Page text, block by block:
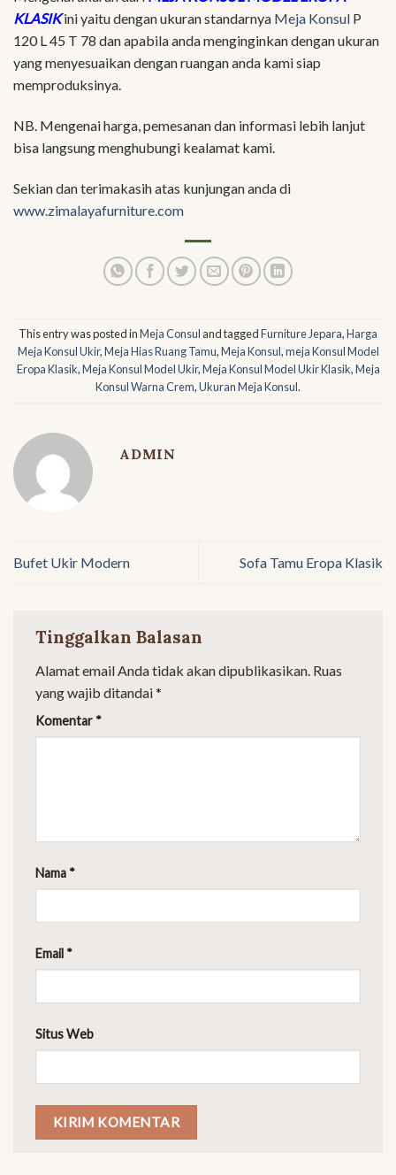
KLASIKini yaitu dengan ukuran standarnya Meja Konsul P
120 L 45 T 78 dan apabila anda menginginkan dengan ukuran
yang menyesuaikan dengan ruangan anda kami siap
memproduksinya.
NB. Mengenai harga, pemesanan dan informasi lebih lanjut
bisa langsung menghubungi kealamat kami.
Sekian dan terimakasih atas kunjungan anda di
www.zimalayafurniture.com
This entry was posted inMeja Consul and taggedFurniture Jepara,Harga
Meja Konsul Ukir,Meja Hias Ruang Tamu,Meja Konsul,meja Konsul Model
Eropa Klasik,Meja Konsul Model Ukir,Meja Konsul Model Ukir Klasik,Meja
Konsul Warna Crem,Ukuran Meja Konsul.
ADMIN
Bufet Ukir Modern Sofa Tamu Eropa Klasik
Tinggalkan Balasan
Alamat email Anda tidak akan dipublikasikan. Ruas
yang wajib ditandai*
Komentar *
Nama *
Email *
Situs Web